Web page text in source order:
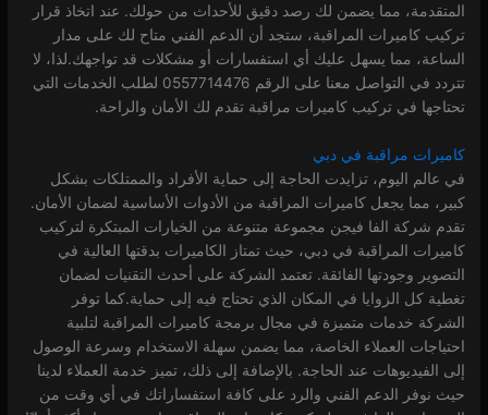
المتقدمة، مما يضمن لك رصد دقيق للأحداث من حولك. عند اتخاذ قرار
تركيب كاميرات المراقبة، ستجد أن الدعم الفني متاح لك على مدار
الساعة، مما يسهل عليك أي استفسارات أو مشكلات قد تواجهك.لذا، لا
تتردد في التواصل معنا على الرقم 0557714476 لطلب الخدمات التي
تحتاجها في تركيب كاميرات مراقبة تقدم لك الأمان والراحة.
كاميرات مراقبة في دبي
في عالم اليوم، تزايدت الحاجة إلى حماية الأفراد والممتلكات بشكل
كبير، مما يجعل كاميرات المراقبة من الأدوات الأساسية لضمان الأمان.
تقدم شركة الفا فيجن مجموعة متنوعة من الخيارات المبتكرة لتركيب
كاميرات المراقبة في دبي، حيث تمتاز الكاميرات بدقتها العالية في
التصوير وجودتها الفائقة. تعتمد الشركة على أحدث التقنيات لضمان
تغطية كل الزوايا في المكان الذي تحتاج فيه إلى حماية.كما توفر
الشركة خدمات متميزة في مجال برمجة كاميرات المراقبة لتلبية
احتياجات العملاء الخاصة، مما يضمن سهلة الاستخدام وسرعة الوصول
إلى الفيديوهات عند الحاجة. بالإضافة إلى ذلك، تميز خدمة العملاء لدينا
حيث نوفر الدعم الفني والرد على كافة استفساراتك في أي وقت من